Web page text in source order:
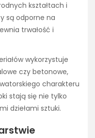
kształtach i
są odporne na
trwałość i
wykorzystuje
czy betonowe,
charakteru
stają się nie tylko
dziełami sztuki.